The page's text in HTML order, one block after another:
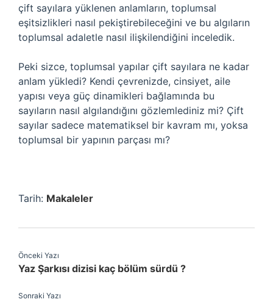
çift sayılara yüklenen anlamların, toplumsal
eşitsizlikleri nasıl pekiştirebileceğini ve bu algıların
toplumsal adaletle nasıl ilişkilendiğini inceledik.
Peki sizce, toplumsal yapılar çift sayılara ne kadar
anlam yükledi? Kendi çevrenizde, cinsiyet, aile
yapısı veya güç dinamikleri bağlamında bu
sayıların nasıl algılandığını gözlemlediniz mi? Çift
sayılar sadece matematiksel bir kavram mı, yoksa
toplumsal bir yapının parçası mı?
Tarih: Makaleler
Önceki Yazı
Yaz Şarkısı dizisi kaç bölüm sürdü ?
Sonraki Yazı